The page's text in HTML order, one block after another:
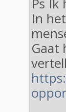
In
Gaat